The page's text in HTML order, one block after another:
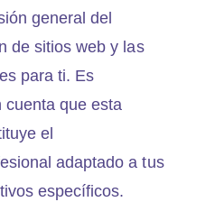
general del
de sitios web y las
para ti. Es
cuenta que esta
el
adaptado a tus
específicos.